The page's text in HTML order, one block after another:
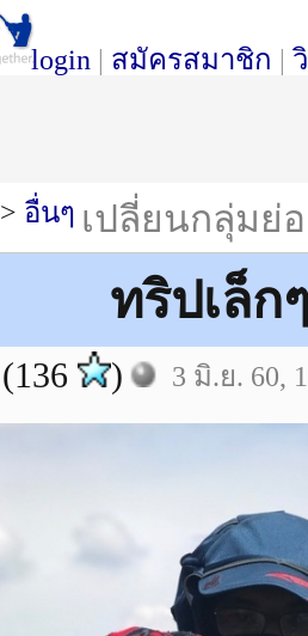
login | สมัครสมาชิก |
เปลี่ยนกลุ่มย่
> อื่นๆ
ทริปเล็ก
(136 ) 3 มิ.ย. 60,